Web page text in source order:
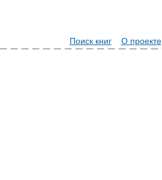
Поиск книг О проекте